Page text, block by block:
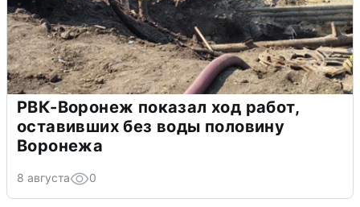
РВК-Воронеж показал ход работ,
оставивших без воды половину
Воронежа
8 августа 0